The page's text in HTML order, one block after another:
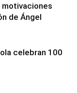
motivaciones
de Ángel
celebran 100